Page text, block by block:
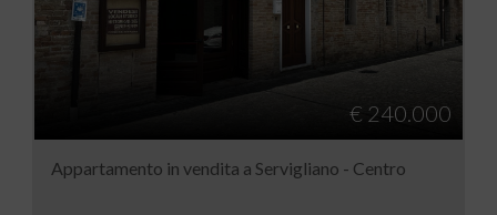
€ 240.000
Appartamento in vendita a Servigliano - Centro